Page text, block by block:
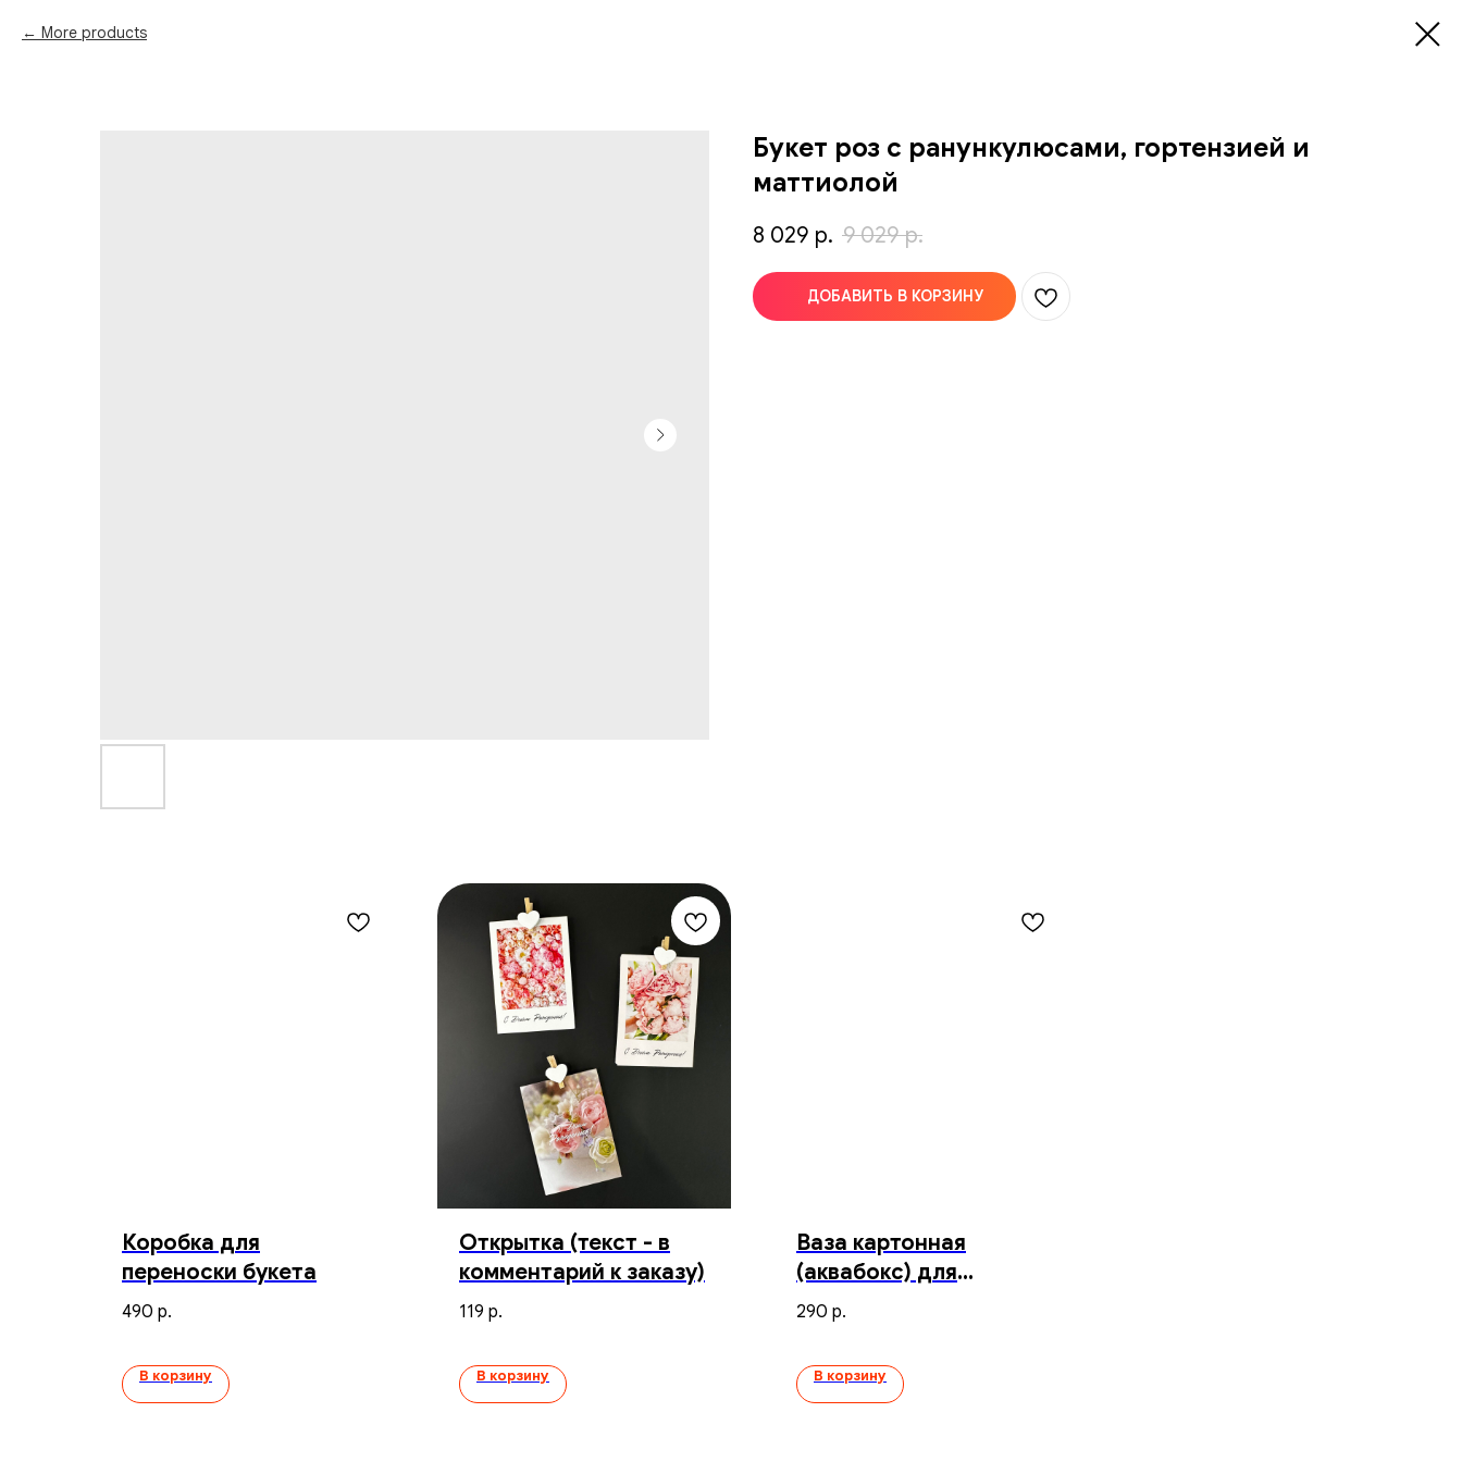
More products
Букет роз с ранункулюсами, гортензией и
маттиолой
8 029 р. 9 029 р.
ДОБАВИТЬ В КОРЗИНУ
Коробка для
переноски букета
490 р.
В корзину
Открытка (текст - в
комментарий к заказу)
119 р.
В корзину
Ваза картонная
(аквабокс) для
транспортировки
букета
290 р.
В корзину